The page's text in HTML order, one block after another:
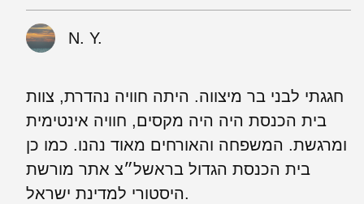
N. Y.
חגגתי לבני בר מיצווה. היתה חוויה נהדרת, צוות
בית הכנסת היה היה מקסים, חוויה אינטימית
ומרגשת. המשפחה והאורחים מאוד נהנו. כמו כן
בית הכנסת הגדול בראשל״צ אתר מורשת
היסטורי למדינת ישראל.